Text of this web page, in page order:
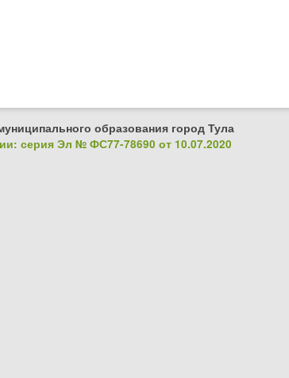
образования город Тула
серия Эл № ФС77-78690 от 10.07.2020